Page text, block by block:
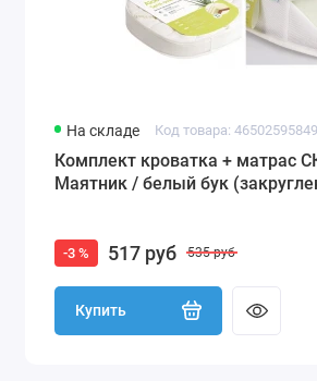
На складе Код товара:
Комплект кроватка + матрас
Маятник / белый бук
-3 % 517 руб 535 руб
Купить